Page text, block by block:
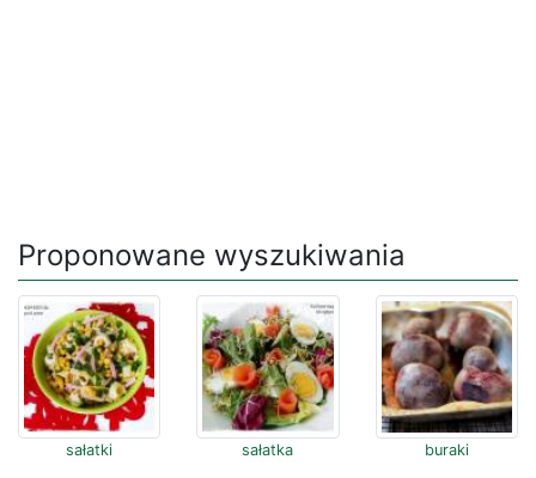
Proponowane wyszukiwania
sałatki sałatka buraki